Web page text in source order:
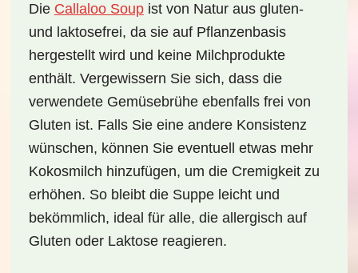
Die Callaloo Soupist von Natur aus gluten-
und laktosefrei, da sie auf Pflanzenbasis
hergestellt wird und keine Milchprodukte
enthält. Vergewissern Sie sich, dass die
verwendete Gemüsebrühe ebenfalls frei von
Gluten ist. Falls Sie eine andere Konsistenz
wünschen, können Sie eventuell etwas mehr
Kokosmilch hinzufügen, um die Cremigkeit zu
erhöhen. So bleibt die Suppe leicht und
bekömmlich, ideal für alle, die allergisch auf
Gluten oder Laktose reagieren.